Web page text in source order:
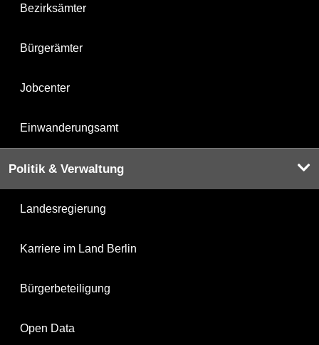
Bezirksämter
Bürgerämter
Jobcenter
Einwanderungsamt
Politik & Verwaltung
Landesregierung
Karriere im Land Berlin
Bürgerbeteiligung
Open Data